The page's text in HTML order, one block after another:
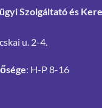
Szolgáltató és
u. 2-4.
: H-P 8-16